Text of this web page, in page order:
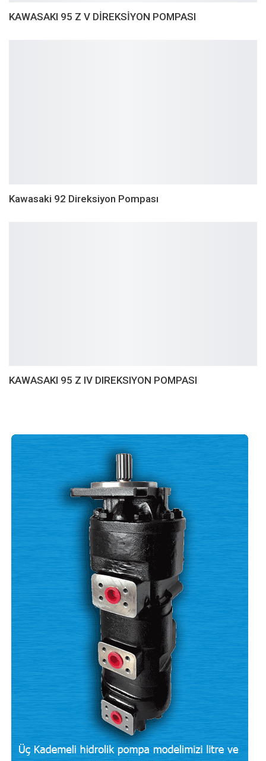
KAWASAKI 95 Z V DİREKSİYON POMPASI
Kawasaki 92 Direksiyon Pompası
KAWASAKI 95 Z IV DIREKSIYON POMPASI